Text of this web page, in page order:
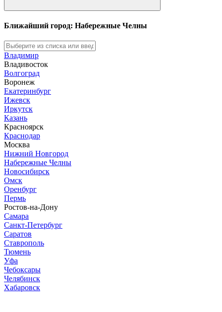
Ближайший город: Набережные Челны
Владимир
Владивосток
Волгоград
Воронеж
Екатеринбург
Ижевск
Иркутск
Казань
Красноярск
Краснодар
Москва
Нижний Новгород
Набережные Челны
Новосибирск
Омск
Оренбург
Пермь
Ростов-на-Дону
Самара
Санкт-Петербург
Саратов
Ставрополь
Тюмень
Уфа
Чебоксары
Челябинск
Хабаровск